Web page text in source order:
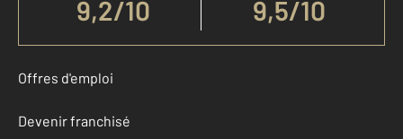
9,2/10 9,5/10
Offres d'emploi
Devenir franchisé